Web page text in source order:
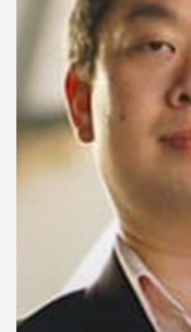
ของ
คุณ
บทความ